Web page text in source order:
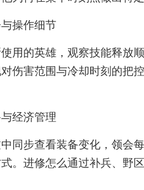
操作细节
用的英雄，观察技能释放
伤害范围与冷却时刻的把
经济管理
同步查看装备变化，领会
。进修怎么通过补兵、野